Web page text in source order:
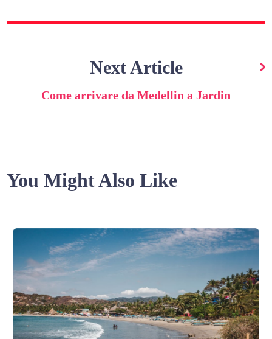
Next Article
Come arrivare da Medellin a Jardin
You Might Also Like